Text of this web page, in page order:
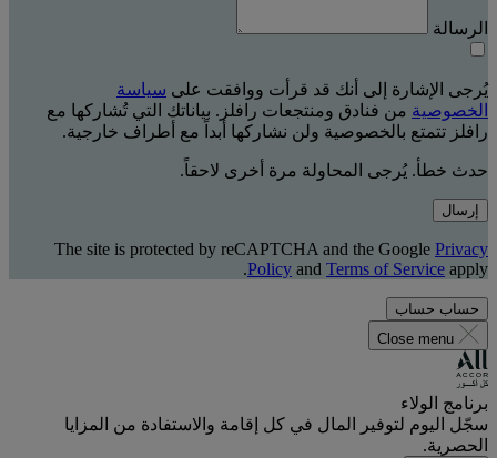
الرسالة
يُرجى الإشارة إلى أنك قد قرأت ووافقت على سياسة
الخصوصية من فنادق ومنتجعات رافلز. بياناتك التي تُشاركها مع
رافلز تتمتع بالخصوصية ولن نشاركها أبداً مع أطراف خارجية.
حدث خطأ. يُرجى المحاولة مرة أخرى لاحقاً.
إرسال
The site is protected by reCAPTCHA and the Google Privacy
Policy and Terms of Service apply.
حساب حساب
Close menu
برنامج الولاء
سجّل اليوم لتوفير المال في كل إقامة والاستفادة من المزايا
الحصرية.